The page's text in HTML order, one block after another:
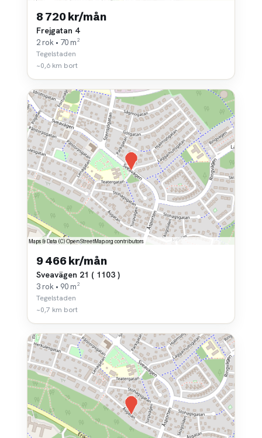
8 720 kr/mån
Frejgatan 4
2 rok • 70 m²
Tegelstaden
~0,6 km bort
9 466 kr/mån
Sveavägen 21 ( 1103 )
3 rok • 90 m²
Tegelstaden
~0,7 km bort